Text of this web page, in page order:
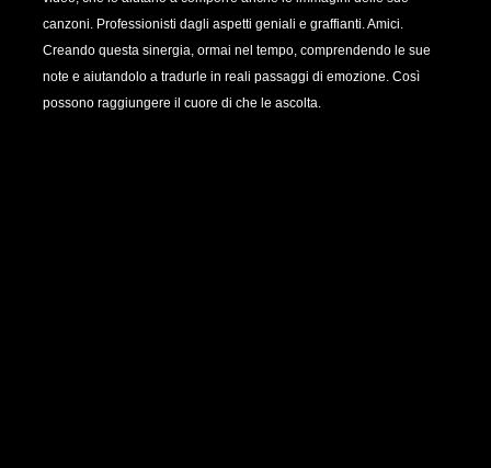
canzoni. Professionisti dagli aspetti geniali e graffianti. Amici.
Creando questa sinergia, ormai nel tempo, comprendendo le sue
note e aiutandolo a tradurle in reali passaggi di emozione. Così
possono raggiungere il cuore di che le ascolta.